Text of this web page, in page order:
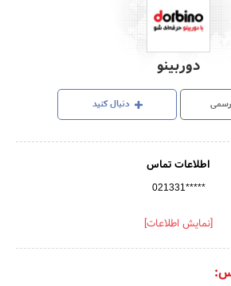
دوربینو
دنبال کنید
اطلاعات تماس
021331*****
[نمایش اطلاعات]